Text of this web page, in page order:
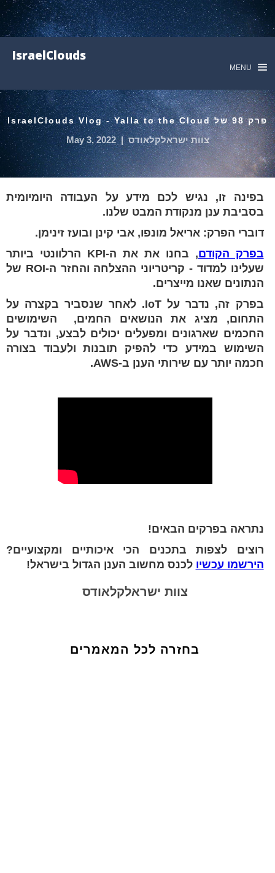
IsraelClouds
MENU
פרק 98 של IsraelClouds Vlog - Yalla to the Cloud
צוות ישראלקלאודס |
May 3, 2022
בפינה זו, נגיש לכם מידע על העבודה היומיומית
בסביבת ענן מנקודת המבט שלנו.
דוברי הפרק: אריאל מונפו, אבי קינן ובועז זינימן.
בפרק הקודם
, בחנו את את ה-KPI הרלוונטי ביותר
שעלינו למדוד - קריטריוני ההצלחה והחזר ה-ROI של
הנתונים שאנו מייצרים.
בפרק זה, נדבר על IoT. לאחר שנסביר בקצרה על
התחום, מציג את הנושאים החמים, השימושים
החכמים שארגונים ומפעלים יכולים לבצע, ונדבר על
השימוש במידע כדי להפיק תובנות ולעבוד בצורה
חכמה יותר עם שירותי הענן ב-AWS.
נתראה בפרקים הבאים!
רוצים לצפות בתכנים הכי איכותיים ומקצועיים?
הירשמו עכשיו לכנס מחשוב הענן הגדול בישראל!
צוות ישראלקלאודס
בחזרה לכל המאמרים